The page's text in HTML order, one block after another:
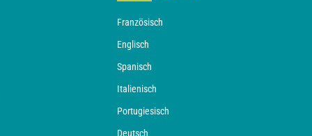
Französisch
Englisch
Spanisch
Italienisch
Portugiesisch
Deutsch